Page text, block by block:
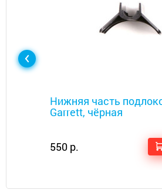
Нижняя часть
Garrett, чёрная
550 р.